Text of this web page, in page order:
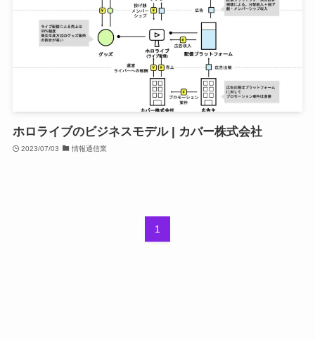
ホロライブのビジネスモデル | カバー株式会社
2023/07/03 情報通信業
1